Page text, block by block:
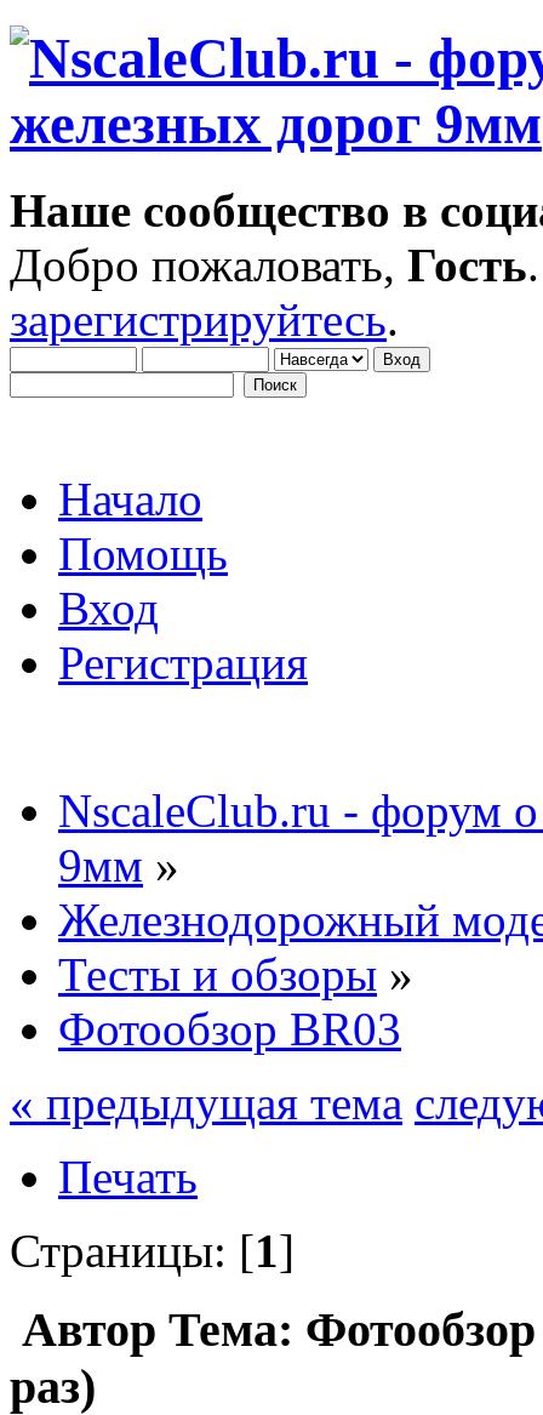
Наше сообщество в
Добро пожаловать, Гость
зарегистрируйтесь.
Начало
Помощь
Вход
Регистрация
NscaleClub.ru - форум
9мм »
Железнодорожный
Тесты и обзоры »
Фотообзор BR03
« предыдущая тема
Печать
Страницы: [1]
Автор Тема:
раз)